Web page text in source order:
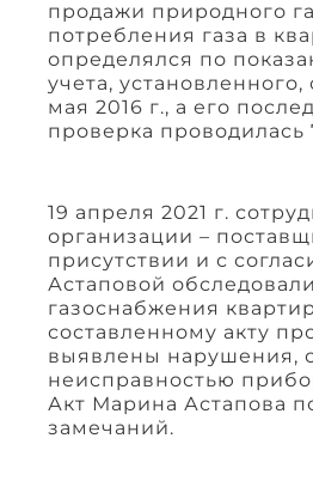
продажи природного
потребления газа в
определялся по
учета, установленного,
мая 2016 г., а его
проверка проводилась
19 апреля 2021 г.
организации –
присутствии и с
Астаповой
газоснабжения
составленному акту
выявлены нарушения,
неисправностью
Акт Марина Астапова
замечаний.